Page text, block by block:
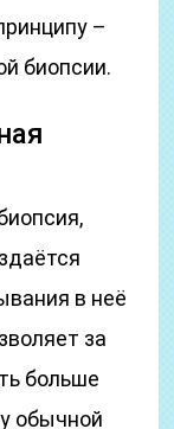
–
биопсии.
в неё
за
больше
обычной